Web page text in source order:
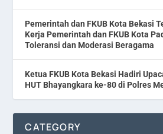
Pemerintah dan FKUB Kota Bekasi
Kerja Pemerintah dan FKUB Kota
Toleransi dan Moderasi Beragama
Ketua FKUB Kota Bekasi Hadiri
HUT Bhayangkara ke-80 di Polres
CATEGORY